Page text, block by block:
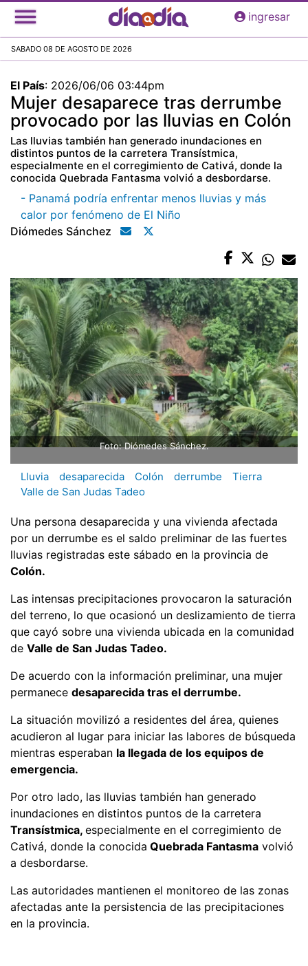
Pasar
al
principal
ingresar
SABADO 08 DE AGOSTO DE 2026
El País: 2026/06/06 03:44pm
Mujer desaparece tras derrumbe
provocado por las lluvias en Colón
Las lluvias también han generado inundaciones en
distintos puntos de la carretera Transístmica,
especialmente en el corregimiento de Cativá, donde la
conocida Quebrada Fantasma volvió a desbordarse.
- Panamá podría enfrentar menos lluvias y más
calor por fenómeno de El Niño
Diómedes Sánchez
Foto: Diómedes Sánchez.
Lluvia desaparecida Colón derrumbe
Tierra
Valle de San Judas Tadeo
Una persona desaparecida y una vivienda afectada
por un derrumbe es el saldo preliminar de las fuertes
lluvias registradas este sábado en la provincia de
Colón.
Las intensas precipitaciones provocaron la saturación
del terreno, lo que ocasionó un deslizamiento de tierra
que cayó sobre una vivienda ubicada en la comunidad
de Valle de San Judas Tadeo.
De acuerdo con la información preliminar, una mujer
permanece desaparecida tras el derrumbe.
La situación movilizó a residentes del área, quienes
acudieron al lugar para iniciar las labores de búsqueda
mientras esperaban la llegada de los equipos de
emergencia.
Por otro lado, las lluvias también han generado
inundaciones en distintos puntos de la carretera
Transístmica, especialmente en el corregimiento de
Cativá, donde la conocida Quebrada Fantasma volvió
a desbordarse.
Las autoridades mantienen el monitoreo de las zonas
afectadas ante la persistencia de las precipitaciones
en la provincia.